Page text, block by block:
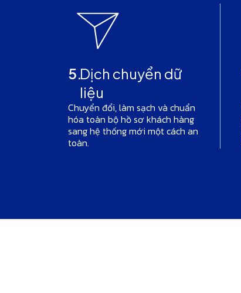
5.Dịch chuyển dữ
liệu
Chuyển đổi, làm sạch và chuẩn
hóa toàn bộ hồ sơ khách hàng
sang hệ thống mới một cách an
toàn.